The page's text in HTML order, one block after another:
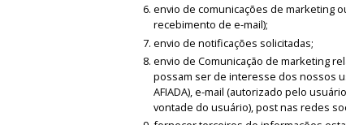
envio de comunicações de marketing
recebimento de e-mail);
envio de notificações solicitadas;
envio de Comunicação de marketing
possam ser de interesse dos nossos
AFIADA), e-mail (autorizado pelo
vontade do usuário), post nas redes